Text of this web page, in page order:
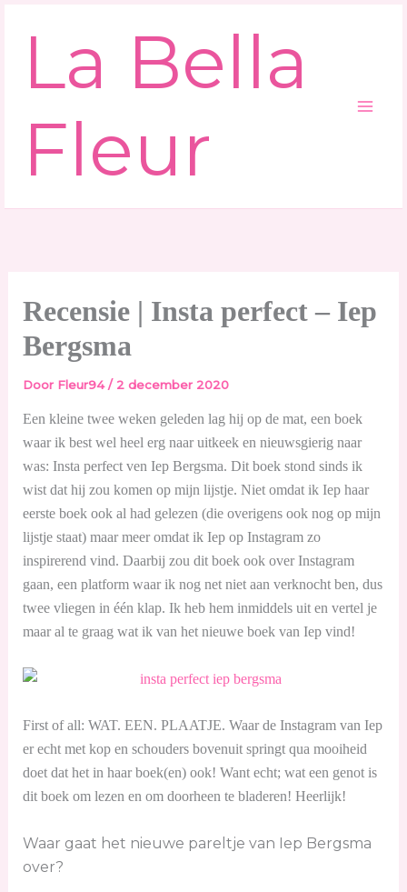
naar
inhoudLa Bella
Fleur
Recensie | Insta perfect – Iep
Bergsma
Door Fleur94/ 2 december 2020
Een kleine twee weken geleden lag hij op de mat, een boek
waar ik best wel heel erg naar uitkeek en nieuwsgierig naar
was: Insta perfect ven Iep Bergsma. Dit boek stond sinds ik
wist dat hij zou komen op mijn lijstje. Niet omdat ik Iep haar
eerste boek ook al had gelezen (die overigens ook nog op mijn
lijstje staat) maar meer omdat ik Iep op Instagram zo
inspirerend vind. Daarbij zou dit boek ook over Instagram
gaan, een platform waar ik nog net niet aan verknocht ben, dus
twee vliegen in één klap. Ik heb hem inmiddels uit en vertel je
maar al te graag wat ik van het nieuwe boek van Iep vind!
First of all: WAT. EEN. PLAATJE. Waar de Instagram van Iep
er echt met kop en schouders bovenuit springt qua mooiheid
doet dat het in haar boek(en) ook! Want echt; wat een genot is
dit boek om lezen en om doorheen te bladeren! Heerlijk!
Waar gaat het nieuwe pareltje van Iep Bergsma
over?